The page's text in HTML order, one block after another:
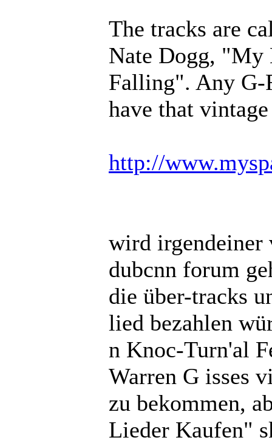
The tracks are
Nate Dogg, "My
Falling". Any G-
have that
http://
wird irgendeiner
dubcnn forum
die über-tracks
lied bezahlen
n Knoc-Turn'al
Warren G isses
zu bekommen,
Lieder Kaufen"